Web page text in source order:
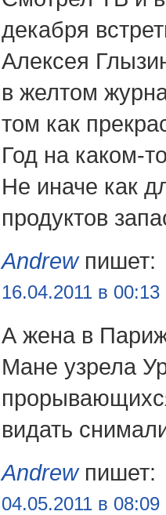
декабря
Алексея
в желтом
том как
Год на каком-
Не иначе как
продуктов
Andrewпишет:
16.04.2011 в 00:13
А жена в
Мане узрела
видать
Andrewпишет:
04.05.2011 в 08:09